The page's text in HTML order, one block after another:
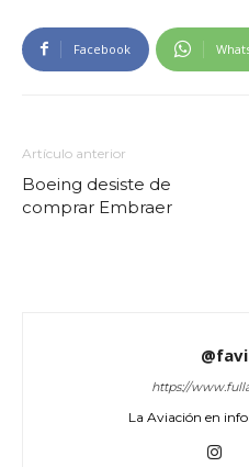
Facebook
Artículo anterior
Boeing desiste de
comprar Embraer
https://
La Aviación en